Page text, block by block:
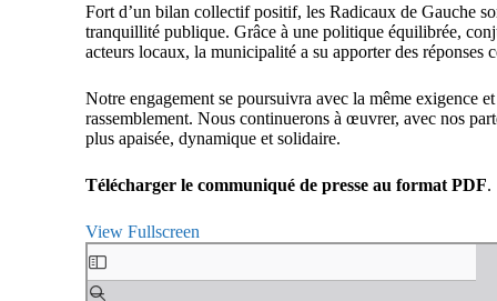
Fort d’un bilan collectif positif, les Radicaux de Gauche
tranquillité publique. Grâce à une politique équilibrée,
acteurs locaux, la municipalité a su apporter des réponses
Notre engagement se poursuivra avec la même exigence
rassemblement. Nous continuerons à œuvrer, avec nos
plus apaisée, dynamique et solidaire.
Télécharger le communiqué de presse au format PDF.
View Fullscreen
Aller
au
contenu